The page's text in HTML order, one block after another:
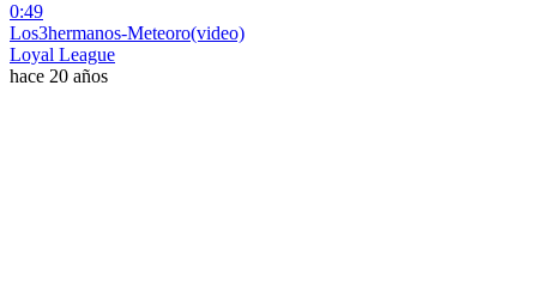
0:49
Los3hermanos-Meteoro(video)
Loyal League
hace 20 años